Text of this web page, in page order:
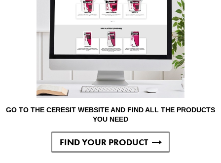
GO TO THE CERESIT WEBSITE AND FIND ALL THE PRODUCTS
YOU NEED
FIND YOUR PRODUCT